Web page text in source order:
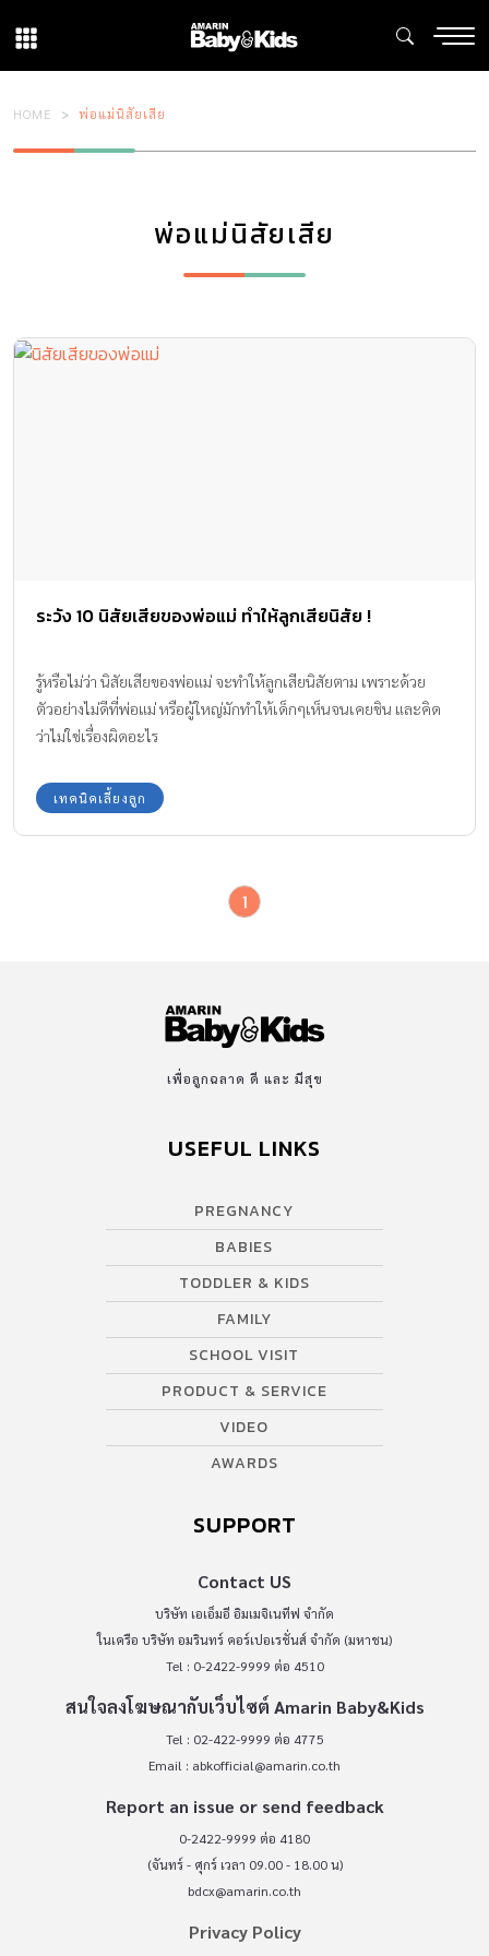
HOME พ่อแม่นิสัยเสีย
พ่อแม่นิสัยเสีย
ระวัง 10 นิสัยเสียของพ่อแม่ ทำให้ลูกเสียนิสัย !
รู้หรือไม่ว่า นิสัยเสียของพ่อแม่ จะทำให้ลูกเสียนิสัยตาม เพราะด้วย
ตัวอย่างไม่ดีที่พ่อแม่ หรือผู้ใหญ่มักทำให้เด็กๆเห็นจนเคยชิน และคิด
ว่าไม่ใช่เรื่องผิดอะไร
เทคนิคเลี้ยงลูก
1
เพื่อลูกฉลาด ดี และ มีสุข
USEFUL LINKS
PREGNANCY
BABIES
TODDLER & KIDS
FAMILY
SCHOOL VISIT
PRODUCT & SERVICE
VIDEO
AWARDS
SUPPORT
Contact US
บริษัท เอเอ็มอี อิมเมจิเนทีฟ จำกัด
ในเครือ บริษัท อมรินทร์ คอร์เปอเรชั่นส์ จำกัด (มหาชน)
Tel : 0-2422-9999 ต่อ 4510
สนใจลงโฆษณากับเว็บไซต์ Amarin Baby&Kids
Tel : 02-422-9999 ต่อ 4775
Email : abkofficial@amarin.co.th
Report an issue or send feedback
0-2422-9999 ต่อ 4180
(จันทร์ - ศุกร์ เวลา 09.00 - 18.00 น)
bdcx@amarin.co.th
Privacy Policy